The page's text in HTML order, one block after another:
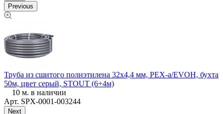
Previous
Труба из сшитого полиэтилена 32х4,4 мм, PEX-a/EVOH, бухта
50м, цвет серый, STOUT (6+4м)
10 м. в наличии
Арт. SPX-0001-003244
Next